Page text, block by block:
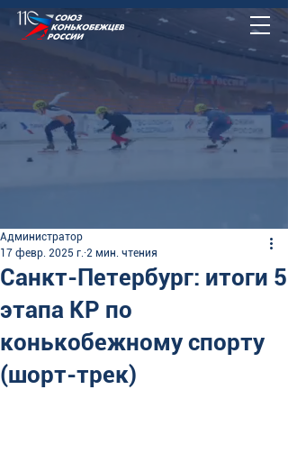
Санкт-Петербург: итоги 5
этапа КР по
конькобежному спорту
(шорт-трек)
Администратор
17 февр. 2025 г. 2 мин. чтения